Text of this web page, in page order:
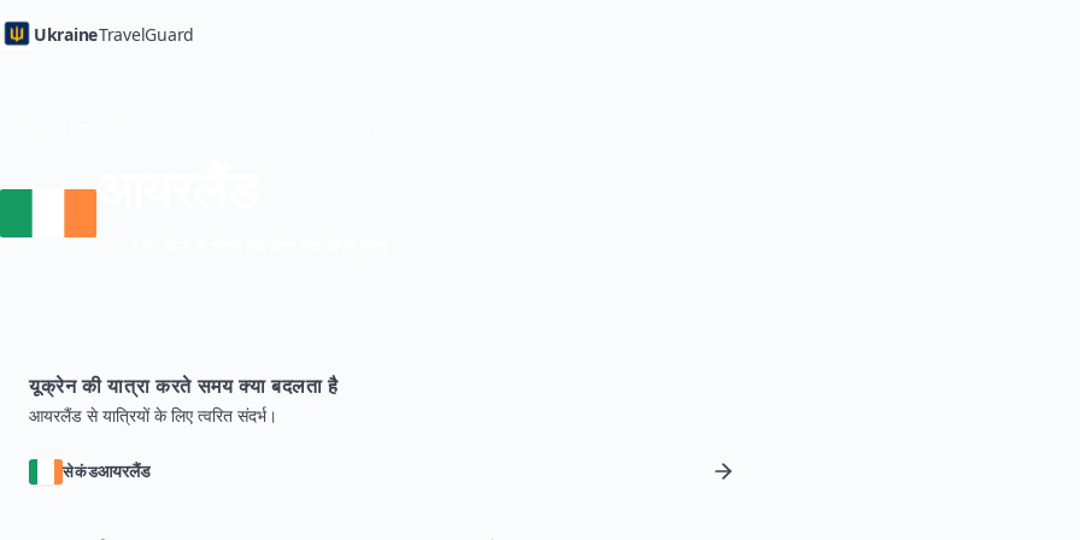
UkraineTravelGuard
यूक्रेन की यात्रा करते समय क्या बदलता है
आयरलैंड से यात्रियों के लिए त्वरित संदर्भ।
सेकंडआयरलैंड